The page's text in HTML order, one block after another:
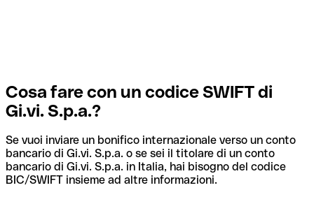
Cosa fare con un codice SWIFT di
Gi.vi. S.p.a.?
Se vuoi inviare un bonifico internazionale verso un conto
bancario di Gi.vi. S.p.a. o se sei il titolare di un conto
bancario di Gi.vi. S.p.a. in Italia, hai bisogno del codice
BIC/SWIFT insieme ad altre informazioni.